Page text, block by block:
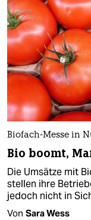
Biofach-Messe in
Bio boomt,
Die Umsätze mit
stellen ihre
jedoch nicht in
Von Sara Wess